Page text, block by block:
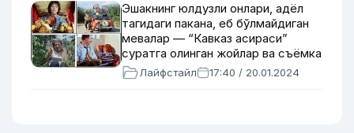
Эшакнинг юлдузли онлари, адёл
тагидаги пакана, еб бўлмайдиган
мевалар — “Кавказ асираси”
суратга олинган жойлар ва съёмка
жараёнидаги қизиқарли воқеалар
Лайфстайл 17:40 / 20.01.2024